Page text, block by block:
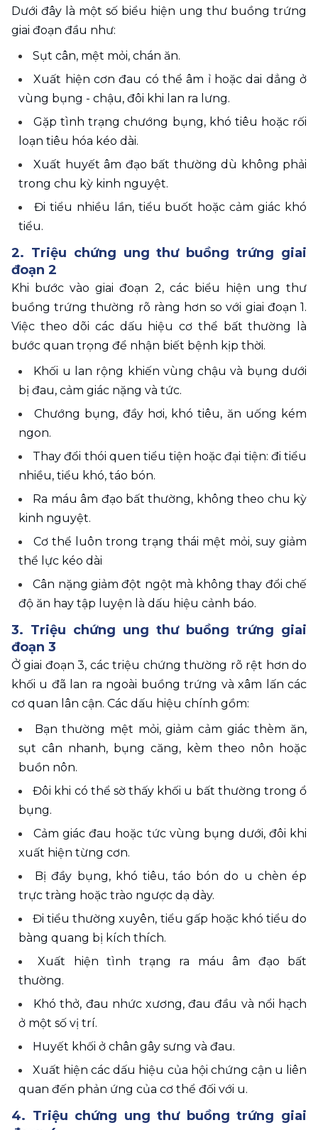
Dưới đây là một số biểu hiện ung thư buồng trứng
giai đoạn đầu như:
Sụt cân, mệt mỏi, chán ăn.
Xuất hiện cơn đau có thể âm ỉ hoặc dai dẳng ở
vùng bụng - chậu, đôi khi lan ra lưng.
Gặp tình trạng chướng bụng, khó tiêu hoặc rối
loạn tiêu hóa kéo dài.
Xuất huyết âm đạo bất thường dù không phải
trong chu kỳ kinh nguyệt.
Đi tiểu nhiều lần, tiểu buốt hoặc cảm giác khó
tiểu.
2. Triệu chứng ung thư buồng trứng giai
đoạn 2
Khi bước vào giai đoạn 2, các biểu hiện ung thư
buồng trứng thường rõ ràng hơn so với giai đoạn 1.
Việc theo dõi các dấu hiệu cơ thể bất thường là
bước quan trọng để nhận biết bệnh kịp thời.
Khối u lan rộng khiến vùng chậu và bụng dưới
bị đau, cảm giác nặng và tức.
Chướng bụng, đầy hơi, khó tiêu, ăn uống kém
ngon.
Thay đổi thói quen tiểu tiện hoặc đại tiện: đi tiểu
nhiều, tiểu khó, táo bón.
Ra máu âm đạo bất thường, không theo chu kỳ
kinh nguyệt.
Cơ thể luôn trong trạng thái mệt mỏi, suy giảm
thể lực kéo dài
Cân nặng giảm đột ngột mà không thay đổi chế
độ ăn hay tập luyện là dấu hiệu cảnh báo.
3. Triệu chứng ung thư buồng trứng giai
đoạn 3
Ở giai đoạn 3, các triệu chứng thường rõ rệt hơn do
khối u đã lan ra ngoài buồng trứng và xâm lấn các
cơ quan lân cận. Các dấu hiệu chính gồm:
Bạn thường mệt mỏi, giảm cảm giác thèm ăn,
sụt cân nhanh, bụng căng, kèm theo nôn hoặc
buồn nôn.
Đôi khi có thể sờ thấy khối u bất thường trong ổ
bụng.
Cảm giác đau hoặc tức vùng bụng dưới, đôi khi
xuất hiện từng cơn.
Bị đầy bụng, khó tiêu, táo bón do u chèn ép
trực tràng hoặc trào ngược dạ dày.
Đi tiểu thường xuyên, tiểu gấp hoặc khó tiểu do
bàng quang bị kích thích.
Xuất hiện tình trạng ra máu âm đạo bất
thường.
Khó thở, đau nhức xương, đau đầu và nổi hạch
ở một số vị trí.
Huyết khối ở chân gây sưng và đau.
Xuất hiện các dấu hiệu của hội chứng cận u liên
quan đến phản ứng của cơ thể đối với u.
4. Triệu chứng ung thư buồng trứng giai